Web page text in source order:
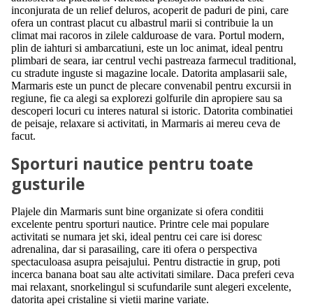
inconjurata de un relief deluros, acoperit de paduri de pini, care
ofera un contrast placut cu albastrul marii si contribuie la un
climat mai racoros in zilele calduroase de vara. Portul modern,
plin de iahturi si ambarcatiuni, este un loc animat, ideal pentru
plimbari de seara, iar centrul vechi pastreaza farmecul traditional,
cu stradute inguste si magazine locale. Datorita amplasarii sale,
Marmaris este un punct de plecare convenabil pentru excursii in
regiune, fie ca alegi sa explorezi golfurile din apropiere sau sa
descoperi locuri cu interes natural si istoric. Datorita combinatiei
de peisaje, relaxare si activitati, in Marmaris ai mereu ceva de
facut.
Sporturi nautice pentru toate
gusturile
Plajele din Marmaris sunt bine organizate si ofera conditii
excelente pentru sporturi nautice. Printre cele mai populare
activitati se numara jet ski, ideal pentru cei care isi doresc
adrenalina, dar si parasailing, care iti ofera o perspectiva
spectaculoasa asupra peisajului. Pentru distractie in grup, poti
incerca banana boat sau alte activitati similare. Daca preferi ceva
mai relaxant, snorkelingul si scufundarile sunt alegeri excelente,
datorita apei cristaline si vietii marine variate.